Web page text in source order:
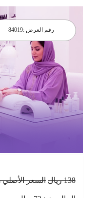
رقم العرض : 84019
ريال السعر الأصلي هو: 138 ريال.